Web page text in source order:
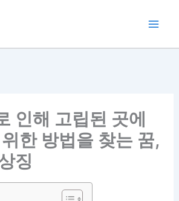
인해 고립된 곳에
한 방법을 찾는 꿈,
징